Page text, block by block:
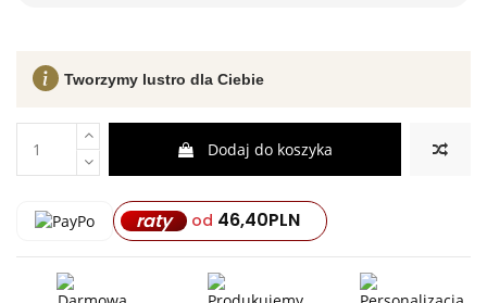
Dodaj do koszyka
Tworzymy lustro dla Ciebie
raty od 46,40PLN